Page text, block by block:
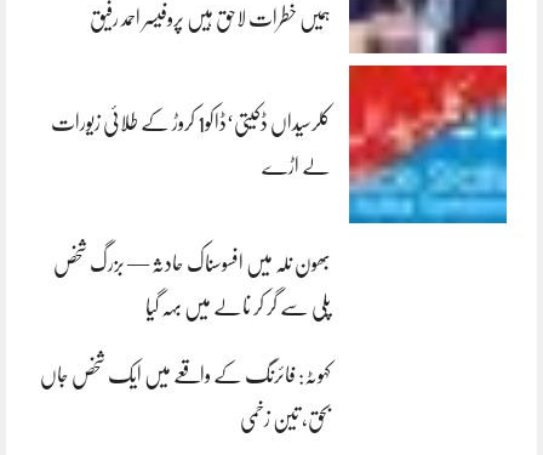
ہمیں خطرات لاحق ہیں پروفیسر احمد رفیق
کلرسیداں ڈکیتی‘ڈاکو1 کروڑ کے طلائی زیورات
لے اڑے
بھون نلہ میں افسوسناک حادثہ — بزرگ شخص
پلی سے گر کر نالے میں بہہ گیا
کہوٹہ: فائرنگ کے واقعے میں ایک شخص جاں
بحق، تین زخمی